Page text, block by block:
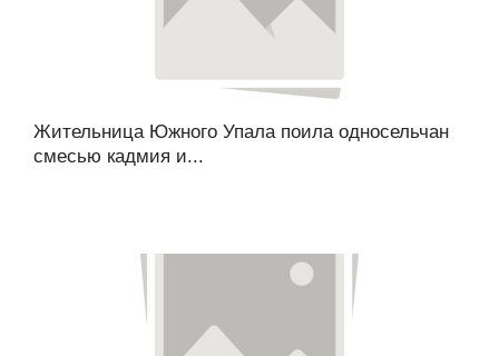
Жительница Южного Упала поила односельчан
смесью кадмия и...